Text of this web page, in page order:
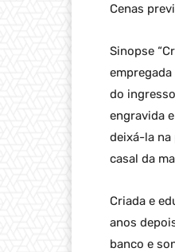
Cenas
Sinopse
do
engravida
deixá-la na
casal da
Criada e
anos
banco e